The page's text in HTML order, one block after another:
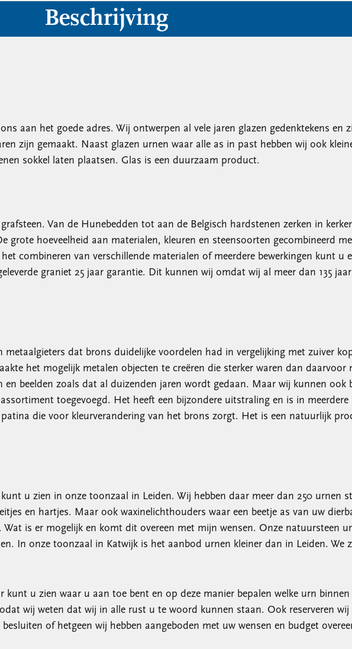
Beschrijving
aan het goede adres. Wij ontwerpen al vele jaren glazen gedenktekens en
zijn gemaakt. Naast glazen urnen waar alle as in past hebben wij ook
sokkel laten plaatsen. Glas is een duurzaam product.
Van de Hunebedden tot aan de Belgisch hardstenen zerken in
grote hoeveelheid aan materialen, kleuren en steensoorten gecombineerd
combineren van verschillende materialen of meerdere bewerkingen kunt u
graniet 25 jaar garantie. Dit kunnen wij omdat wij al meer dan 135
dat brons duidelijke voordelen had in vergelijking met zuiver
het mogelijk metalen objecten te creëren die sterker waren dan daarvoor
beelden zoals dat al duizenden jaren wordt gedaan. Maar wij kunnen ook
toegevoegd. Het heeft een bijzondere uitstraling en is in meerdere
die voor kleurverandering van het brons zorgt. Het is een natuurlijk
u zien in onze toonzaal in Leiden. Wij hebben daar meer dan 250 urnen
en hartjes. Maar ook waxinelichthouders waar een beetje as van uw
is er mogelijk en komt dit overeen met mijn wensen. Onze natuursteen
In onze toonzaal in Katwijk is het aanbod urnen kleiner dan in Leiden. We
u zien waar u aan toe bent en op deze manier bepalen welke urn
wij weten dat wij in alle rust u te woord kunnen staan. Ook reserveren
of hetgeen wij hebben aangeboden met uw wensen en budget